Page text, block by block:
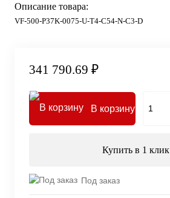
Описание товара:
VF-500-P37K-0075-U-T4-C54-N-C3-D
341 790.69 ₽
В корзину
Купить в 1 клик
Под заказ